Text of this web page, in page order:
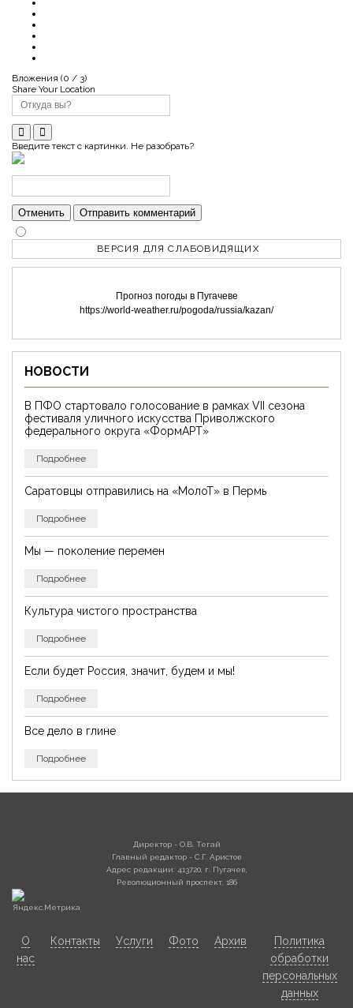
ВЕРСИЯ ДЛЯ СЛАБОВИДЯЩИХ
Прогноз погоды в Пугачеве
https://world-weather.ru/pogoda/russia/kazan/
НОВОСТИ
В ПФО стартовало голосование в рамках VII сезона
фестиваля уличного искусства Приволжского
федерального округа «ФормАРТ»
Подробнее
Саратовцы отправились на «МолоТ» в Пермь
Подробнее
Мы — поколение перемен
Подробнее
Культура чистого пространства
Подробнее
Если будет Россия, значит, будем и мы!
Подробнее
Все дело в глине
Подробнее
Вложения (0 / 3)
Share Your Location
Введите текст с картинки. Не разобрать?
Отменить Отправить комментарий
Директор - О.В. Тегай
Главный редактор - С.Г. Аристов
Адрес редакции: 413720, г. Пугачев,
Революционный проспект, 186
О
нас
Контакты Услуги Фото Архив
Политика
обработки
персональных
данных